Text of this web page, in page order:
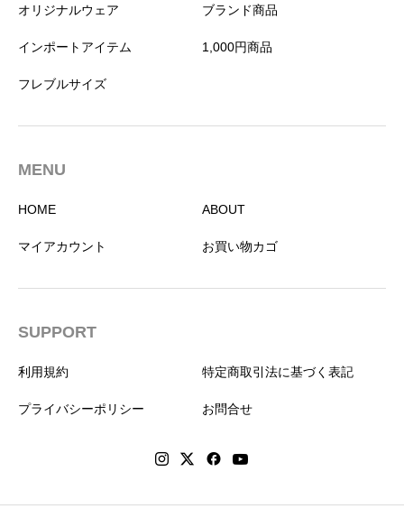
オリジナルウェア ブランド商品
インポートアイテム 1,000円商品
フレブルサイズ
MENU
HOME ABOUT
マイアカウント お買い物カゴ
SUPPORT
利用規約 特定商取引法に基づく表記
プライバシーポリシー お問合せ